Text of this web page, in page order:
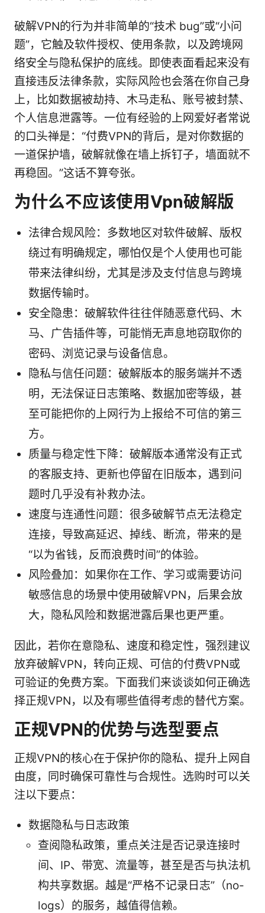
破解VPN的行为并非简单的“技术 bug”或“小问
题”，它触及软件授权、使用条款，以及跨境网
络安全与隐私保护的底线。即使表面看起来没有
直接违反法律条款，实际风险也会落在你自己身
上，比如数据被劫持、木马走私、账号被封禁、
个人信息泄露等。一位有经验的上网爱好者常说
的口头禅是：“付费VPN的背后，是对你数据的
一道保护墙，破解就像在墙上拆钉子，墙面就不
再稳固。”这话不算夸张。
为什么不应该使用Vpn破解版
法律合规风险：多数地区对软件破解、版权
绕过有明确规定，哪怕仅是个人使用也可能
带来法律纠纷，尤其是涉及支付信息与跨境
数据传输时。
安全隐患：破解软件往往伴随恶意代码、木
马、广告插件等，可能悄无声息地窃取你的
密码、浏览记录与设备信息。
隐私与信任问题：破解版本的服务端并不透
明，无法保证日志策略、数据加密等级，甚
至可能把你的上网行为上报给不可信的第三
方。
质量与稳定性下降：破解版本通常没有正式
的客服支持、更新也停留在旧版本，遇到问
题时几乎没有补救办法。
速度与连通性问题：很多破解节点无法稳定
连接，导致高延迟、掉线、断流，带来的是
“以为省钱，反而浪费时间”的体验。
风险叠加：如果你在工作、学习或需要访问
敏感信息的场景中使用破解VPN，后果会放
大，隐私风险和数据泄露后果也更严重。
因此，若你在意隐私、速度和稳定性，强烈建议
放弃破解VPN，转向正规、可信的付费VPN或
可验证的免费方案。下面我们来谈谈如何正确选
择正规VPN，以及有哪些值得考虑的替代方案。
正规VPN的优势与选型要点
正规VPN的核心在于保护你的隐私、提升上网自
由度，同时确保可靠性与合规性。选购时可以关
注以下要点：
数据隐私与日志政策
查阅隐私政策，重点关注是否记录连接时
间、IP、带宽、流量等，甚至是否与执法机
构共享数据。越是“严格不记录日志”（no-
logs）的服务，越值得信赖。